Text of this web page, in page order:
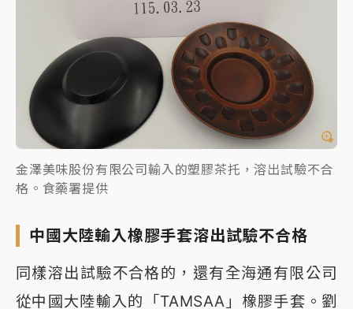
金澤美味股份有限公司輸入的塑膠茶托，溶出試驗不合
格。食藥署提供
中國大陸輸入橡膠手套溶出試驗不合格
同樣溶出試驗不合格的，還有全海通有限公司
從中國大陸輸入的「TAMSAA」橡膠手套。劉